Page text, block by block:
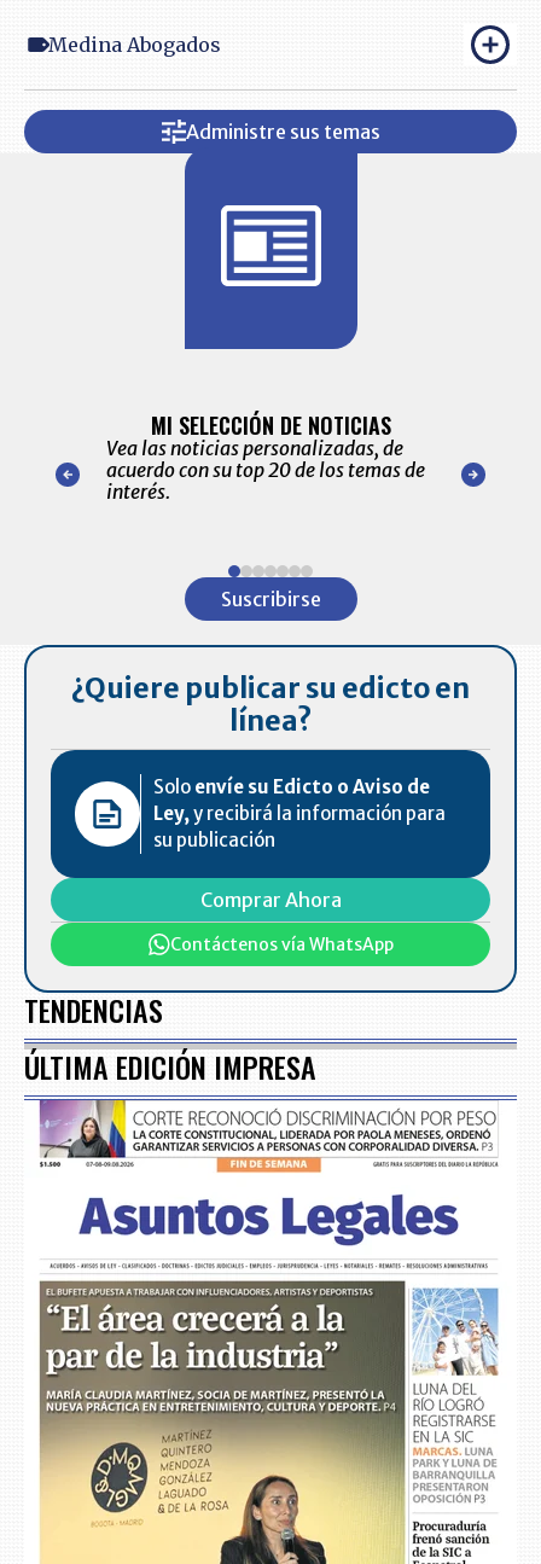
Medina Abogados
Administre sus temas
nuestro
para
MI SELECCIÓN DE NOTICIAS
Vea las noticias personalizadas, de
acuerdo con su top 20 de los temas de
interés.
de las
Suscribirse
¿Quiere publicar su edicto en
línea?
Solo envíe su Edicto o Aviso de
Ley,y recibirá la información para
su publicación
Comprar Ahora
Contáctenos vía WhatsApp
TENDENCIAS
ÚLTIMA EDICIÓN IMPRESA